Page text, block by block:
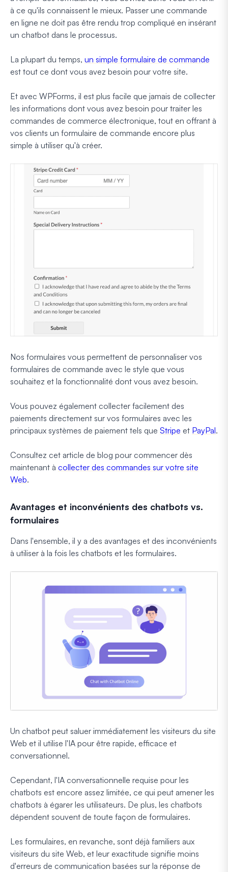
à ce qu'ils connaissent le mieux. Passer une commande
en ligne ne doit pas être rendu trop compliqué en insérant
un chatbot dans le processus.
La plupart du temps, un simple formulaire de commande
est tout ce dont vous avez besoin pour votre site.
Et avec WPForms, il est plus facile que jamais de collecter
les informations dont vous avez besoin pour traiter les
commandes de commerce électronique, tout en offrant à
vos clients un formulaire de commande encore plus
simple à utiliser qu'à créer.
Nos formulaires vous permettent de personnaliser vos
formulaires de commande avec le style que vous
souhaitez et la fonctionnalité dont vous avez besoin.
Vous pouvez également collecter facilement des
paiements directement sur vos formulaires avec les
principaux systèmes de paiement tels que Stripe et PayPal.
Consultez cet article de blog pour commencer dès
maintenant à collecter des commandes sur votre site
Web.
Avantages et inconvénients des chatbots vs.
formulaires
Dans l'ensemble, il y a des avantages et des inconvénients
à utiliser à la fois les chatbots et les formulaires.
Un chatbot peut saluer immédiatement les visiteurs du site
Web et il utilise l'IA pour être rapide, efficace et
conversationnel.
Cependant, l'IA conversationnelle requise pour les
chatbots est encore assez limitée, ce qui peut amener les
chatbots à égarer les utilisateurs. De plus, les chatbots
dépendent souvent de toute façon de formulaires.
Les formulaires, en revanche, sont déjà familiers aux
visiteurs du site Web, et leur exactitude signifie moins
d'erreurs de communication basées sur la réponse de